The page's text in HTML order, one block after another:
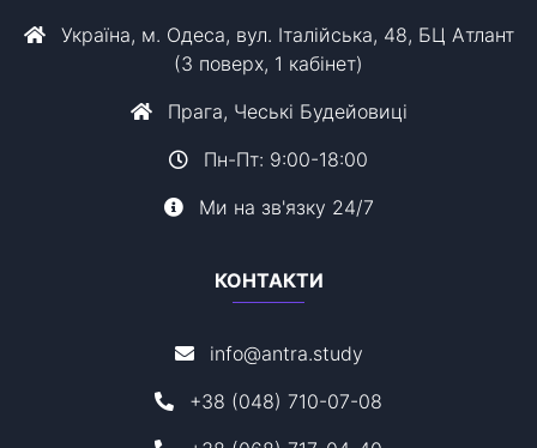
Україна, м. Одеса, вул. Італійська, 48, БЦ Атлант
(3 поверх, 1 кабінет)
Прага, Чеські Будейовиці
Пн-Пт: 9:00-18:00
Ми на зв'язку 24/7
КОНТАКТИ
info@antra.study
+38 (048) 710-07-08